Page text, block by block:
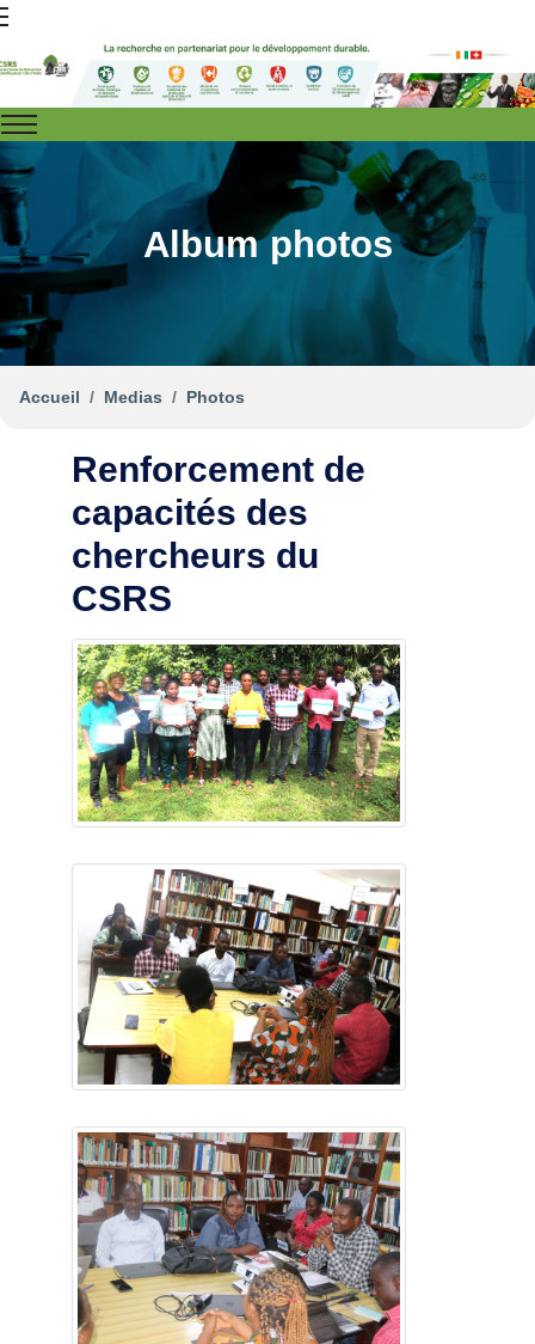
Album photos
Accueil Medias Photos
Renforcement de
capacités des
chercheurs du
CSRS